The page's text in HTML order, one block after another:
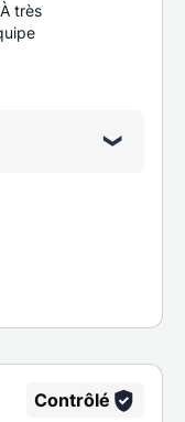
très
Contrôlé